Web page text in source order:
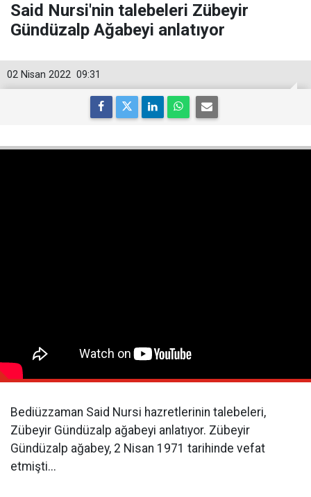
Said Nursi'nin talebeleri Zübeyir
Gündüzalp Ağabeyi anlatıyor
09:31
02 Nisan 2022
Bediüzzaman Said Nursi hazretlerinin talebeleri,
Zübeyir Gündüzalp ağabeyi anlatıyor. Zübeyir
Gündüzalp ağabey, 2 Nisan 1971 tarihinde vefat
etmişti...